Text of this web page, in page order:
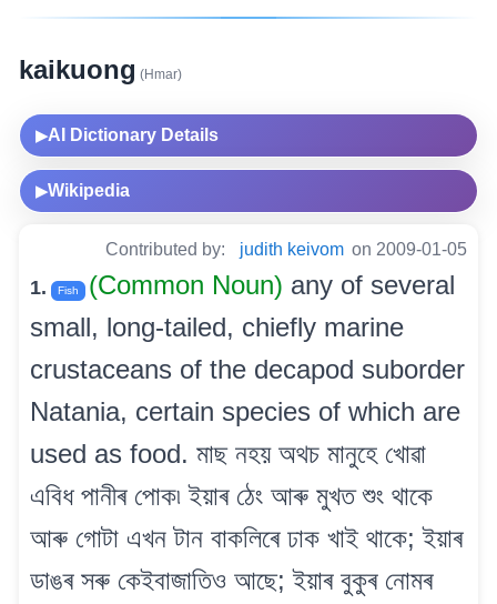
kaikuong (Hmar)
▶AI Dictionary Details
▶Wikipedia
Contributed by: judith keivom on 2009-01-05
1. Fish (Common Noun) any of several
small, long-tailed, chiefly marine
crustaceans of the decapod suborder
Natania, certain species of which are
used as food. মাছ নহয় অথচ মানুহে খোৱা
এবিধ পানীৰ পোক৷ ইয়াৰ ঠেং আৰু মুখত শুং থাকে
আৰু গোটা এখন টান বাকলিৰে ঢাক খাই থাকে; ইয়াৰ
ডাঙৰ সৰু কেইবাজাতিও আছে; ইয়াৰ বুকুৰ নোমৰ